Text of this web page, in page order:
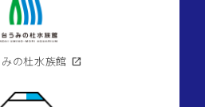
の杜水族館 open_in_new